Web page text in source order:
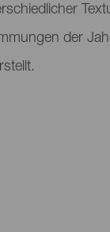
der